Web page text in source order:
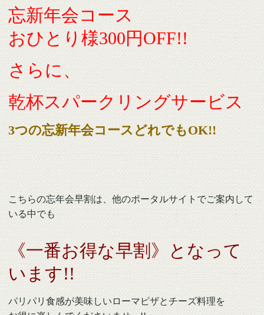
忘新年会コース
おひとり様300円OFF!!
さらに、
乾杯スパークリングサービス
3つの忘新年会コースどれでもOK!!
こちらの忘年会早割は、他のポータルサイトでご案内して
いる中でも
《一番お得な早割》となって
います!!
パリパリ食感が美味しいローマピザとチーズ料理を